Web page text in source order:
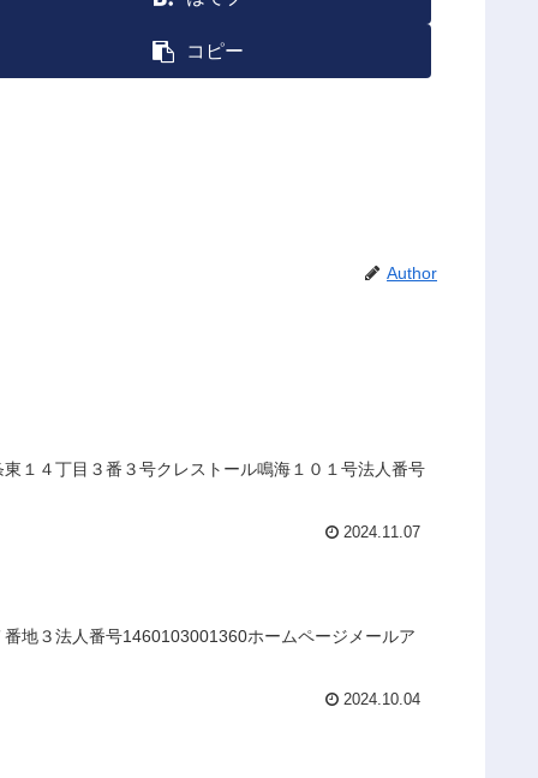
コピー
Author
１４丁目３番３号クレストール鳴海１０１号法人番号
2024.11.07
地３法人番号1460103001360ホームページメールア
2024.10.04